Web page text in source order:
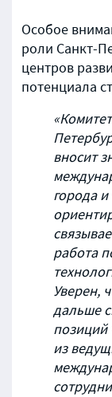
Особое
роли Санкт-
центров
потенциала
вносит
города
работа
Уверен,
дальше
позиций
из